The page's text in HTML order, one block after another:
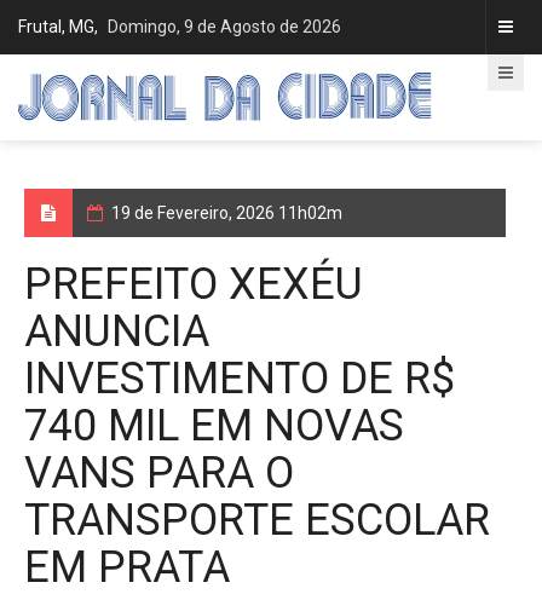
Frutal, MG, Domingo, 9 de Agosto de 2026
19 de Fevereiro, 2026 11h02m
PREFEITO XEXÉU
ANUNCIA
INVESTIMENTO DE R$
740 MIL EM NOVAS
VANS PARA O
TRANSPORTE ESCOLAR
EM PRATA